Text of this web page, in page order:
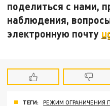
поделиться с нами,
наблюдения,
электронную почту
ТЕГИ: РЕЖИМ ОГРАНИЧЕНИЯ